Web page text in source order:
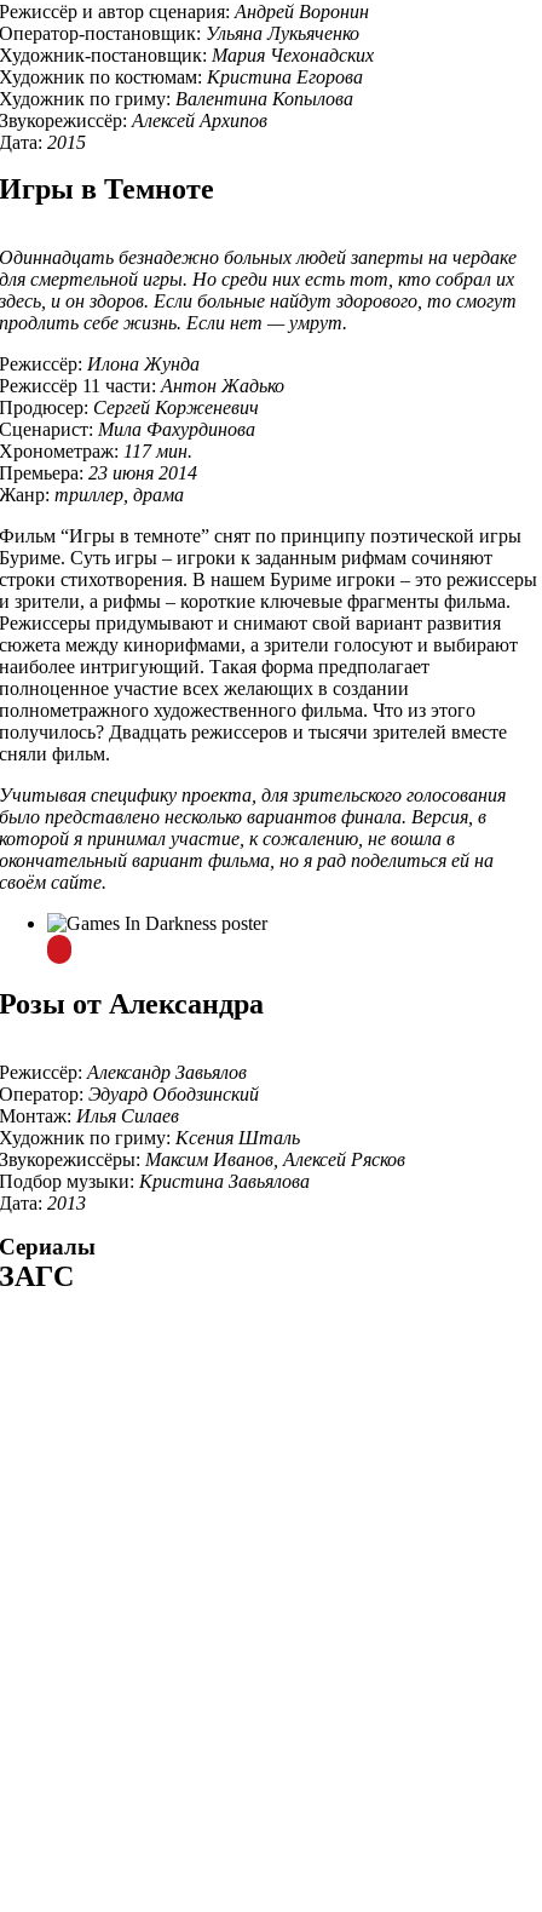
Режиссёр и автор сценария:Андрей Воронин
Оператор-постановщик: Ульяна Лукьяченко
Художник-постановщик: Мария Чехонадских
Художник по костюмам: Кристина Егорова
Художник по гриму: Валентина Копылова
Звукорежиссёр:Алексей Архипов
Дата:2015
Игры в Темноте
Одиннадцать безнадежно больных людей заперты на чердаке
для смертельной игры. Но среди них есть тот, кто собрал их
здесь, и он здоров. Если больные найдут здорового, то смогут
продлить себе жизнь. Если нет — умрут.
Режиссёр: Илона Жунда
Режиссёр 11 части:Антон Жадько
Продюсер: Сергей Корженевич
Сценарист: Мила Фахурдинова
Хронометраж: 117 мин.
Премьера:23 июня 2014
Жанр:триллер, драма
Фильм “Игры в темноте” снят по принципу поэтической игры
Буриме. Суть игры – игроки к заданным рифмам сочиняют
строки стихотворения. В нашем Буриме игроки – это режиссеры
и зрители, а рифмы – короткие ключевые фрагменты фильма.
Режиссеры придумывают и снимают свой вариант развития
сюжета между кинорифмами, а зрители голосуют и выбирают
наиболее интригующий. Такая форма предполагает
полноценное участие всех желающих в создании
полнометражного художественного фильма. Что из этого
получилось? Двадцать режиссеров и тысячи зрителей вместе
сняли фильм.
Учитывая специфику проекта, для зрительского голосования
было представлено несколько вариантов финала. Версия, в
которой я принимал участие, к сожалению, не вошла в
окончательный вариант фильма, но я рад поделиться ей на
своём сайте.
Розы от Александра
Режиссёр:Александр Завьялов
Оператор:Эдуард Ободзинский
Монтаж: Илья Силаев
Художник по гриму: Ксения Шталь
Звукорежиссёры: Максим Иванов, Алексей Рясков
Подбор музыки: Кристина Завьялова
Дата:2013
Сериалы
ЗАГС